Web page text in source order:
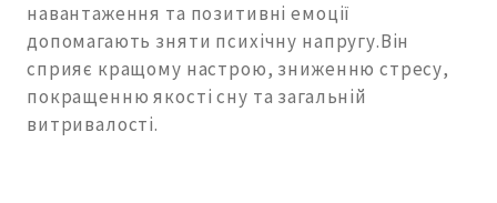
навантаження та позитивні емоції
допомагають зняти психічну напругу.Він
сприяє кращому настрою, зниженню стресу,
покращенню якості сну та загальній
витривалості.